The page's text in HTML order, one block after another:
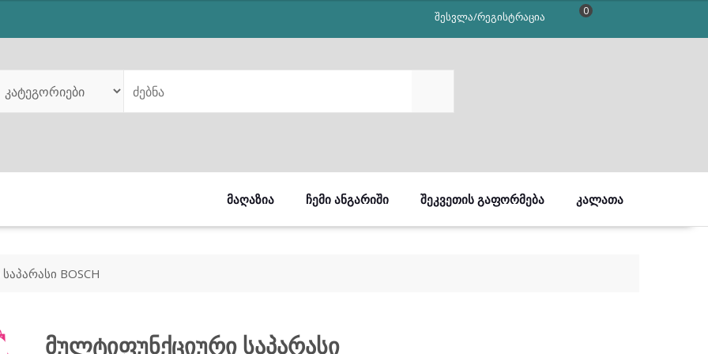
შესვლა/რეგისტრაცია 0
ᲛᲐᲦᲐᲖᲘᲐ ᲩᲔᲛᲘ ᲐᲜᲒᲐᲠᲘᲨᲘ ᲨᲔᲙᲕᲔᲗᲘᲡ ᲒᲐᲤᲝᲠᲛᲔᲑᲐ ᲙᲐᲚᲐᲗᲐ
BOSCH
მულტიფუნქციური საპარასი
₾189.00.₾89.00.